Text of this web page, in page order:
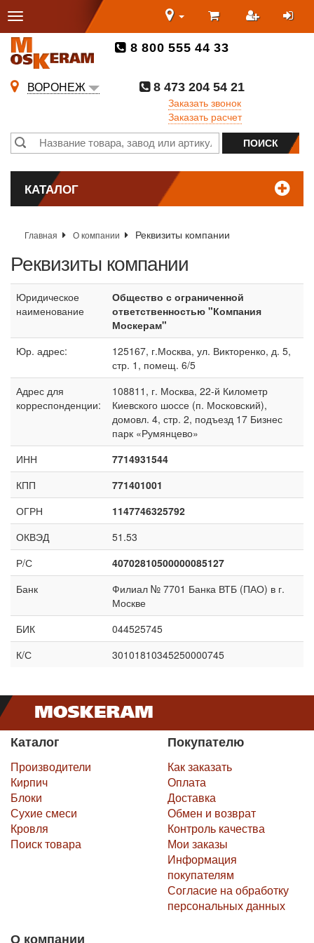
8 800 555 44 33
ВОРОНЕЖ
8 473 204 54 21
Заказать звонок
Заказать расчет
КАТАЛОГ
Главная О компании Реквизиты компании
Реквизиты компании
Юридическое
наименование
Общество с ограниченной
ответственностью "Компания
Москерам"
Юр. адрес:
125167, г.Москва, ул. Викторенко, д. 5,
стр. 1, помещ. 6/5
Адрес для
корреспонденции:
108811, г. Москва, 22-й Километр
Киевского шоссе (п. Московский),
домовл. 4, стр. 2, подъезд 17 Бизнес
парк «Румянцево»
ИНН
7714931544
КПП
771401001
ОГРН
1147746325792
ОКВЭД
51.53
Р/С
40702810500000085127
Банк
Филиал № 7701 Банка ВТБ (ПАО) в г.
Москве
БИК
044525745
К/С
30101810345250000745
Каталог
Производители
Кирпич
Блоки
Сухие смеси
Кровля
Поиск товара
Покупателю
Как заказать
Оплата
Доставка
Обмен и возврат
Контроль качества
Мои заказы
Информация
покупателям
Согласие на обработку
персональных данных
О компании